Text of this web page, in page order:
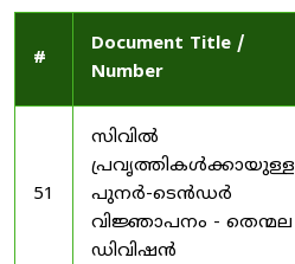
#
Document Title /
Number
51
സിവിൽ
പ്രവൃത്തികൾക്കായുള്ള
പുനർ-ടെൻഡർ
വിജ്ഞാപനം - തെന്മല
ഡിവിഷൻ